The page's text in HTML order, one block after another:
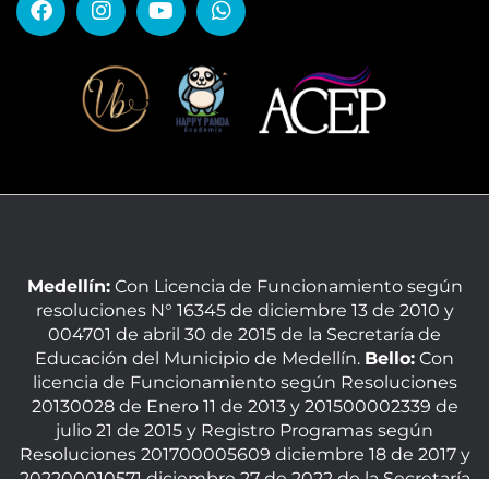
Medellín:Con Licencia de Funcionamiento según
resoluciones N° 16345 de diciembre 13 de 2010 y
004701 de abril 30 de 2015 de la Secretaría de
Educación del Municipio de Medellín. Bello: Con
licencia de Funcionamiento según Resoluciones
20130028 de Enero 11 de 2013 y 201500002339 de
julio 21 de 2015 y Registro Programas según
Resoluciones 201700005609 diciembre 18 de 2017 y